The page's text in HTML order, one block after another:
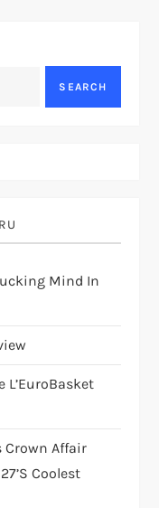
SEARCH
Mind In
L’EuroBasket
Crown Affair
Coolest